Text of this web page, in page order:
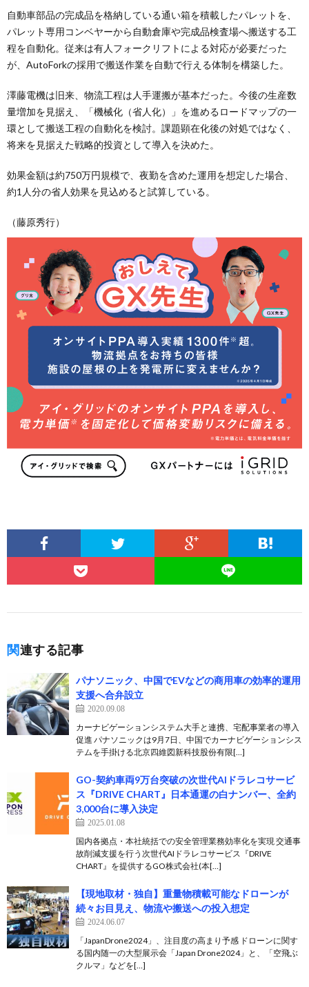
自動車部品の完成品を格納している通い箱を積載したパレットを、
パレット専用コンベヤーから自動倉庫や完成品検査場へ搬送する工
程を自動化。従来は有人フォークリフトによる対応が必要だった
が、AutoForkの採用で搬送作業を自動で行える体制を構築した。
澤藤電機は旧来、物流工程は人手運搬が基本だった。今後の生産数
量増加を見据え、「機械化（省人化）」を進めるロードマップの一
環として搬送工程の自動化を検討。課題顕在化後の対処ではなく、
将来を見据えた戦略的投資として導入を決めた。
効果金額は約750万円規模で、夜勤を含めた運用を想定した場合、
約1人分の省人効果を見込めると試算している。
（藤原秀行）
関連する記事
パナソニック、中国でEVなどの商用車の効率的運用
支援へ合弁設立
2020.09.08
カーナビゲーションシステム大手と連携、宅配事業者の導入
促進 パナソニックは9月7日、中国でカーナビゲーションシス
テムを手掛ける北京四維図新科技股份有限[…]
GO-契約車両9万台突破の次世代AIドラレコサービ
ス『DRIVE CHART』日本通運の白ナンバー、全約
3,000台に導入決定
2025.01.08
国内各拠点・本社統括での安全管理業務効率化を実現 交通事
故削減支援を行う次世代AIドラレコサービス『DRIVE
CHART』を提供するGO株式会社(本[…]
【現地取材・独自】重量物積載可能なドローンが
続々お目見え、物流や搬送への投入想定
2024.06.07
「JapanDrone2024」、注目度の高まり予感 ドローンに関す
る国内随一の大型展示会「Japan Drone2024」と、「空飛ぶ
クルマ」などを[…]